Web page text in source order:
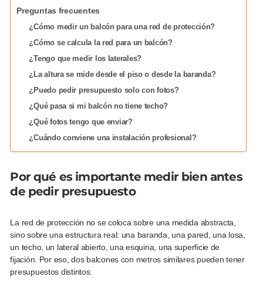
Preguntas frecuentes
¿Cómo medir un balcón para una red de protección?
¿Cómo se calcula la red para un balcón?
¿Tengo que medir los laterales?
¿La altura se mide desde el piso o desde la baranda?
¿Puedo pedir presupuesto solo con fotos?
¿Qué pasa si mi balcón no tiene techo?
¿Qué fotos tengo que enviar?
¿Cuándo conviene una instalación profesional?
Por qué es importante medir bien antes
de pedir presupuesto
La red de protección no se coloca sobre una medida abstracta,
sino sobre una estructura real: una baranda, una pared, una losa,
un techo, un lateral abierto, una esquina, una superficie de
fijación. Por eso, dos balcones con metros similares pueden tener
presupuestos distintos.